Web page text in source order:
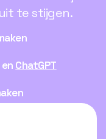
te stijgen.
en ChatGPT